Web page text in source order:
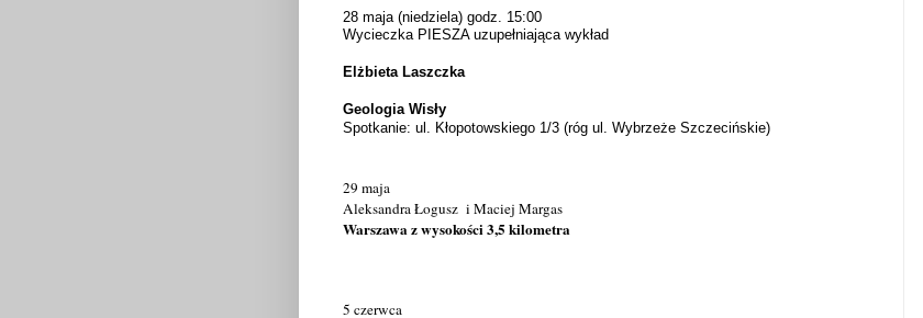
28 maja (niedziela) godz. 15:00
Wycieczka PIESZA uzupełniająca wykład
Elżbieta Laszczka
Geologia Wisły
Spotkanie: ul. Kłopotowskiego 1/3 (róg ul. Wybrzeże Szczecińskie)
29 maja
Aleksandra Łogusz i Maciej Margas
Warszawa z wysokości 3,5 kilometra
5 czerwca